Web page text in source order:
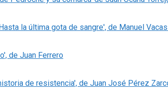
la última gota de sangre', de Manuel
de Juan Ferrero
de resistencia', de Juan José Pérez